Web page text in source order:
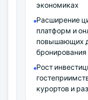
экономиках
Расширение
платформ и
повышающих
бронирования
Рост
курортов и